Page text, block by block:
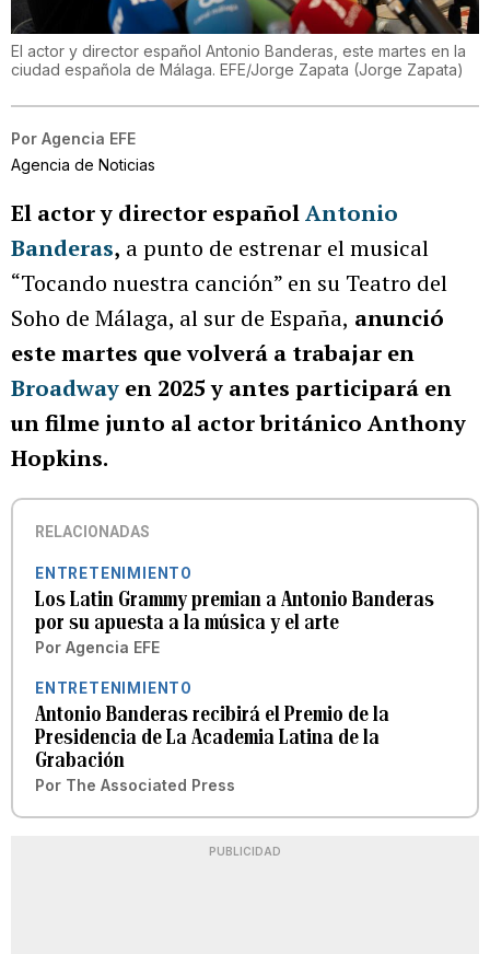
El actor y director español Antonio Banderas, este martes en la
ciudad española de Málaga. EFE/Jorge Zapata (Jorge Zapata)
Por Agencia EFE
Agencia de Noticias
El actor y director españolAntonio
Banderas, a punto de estrenar el musical
“Tocando nuestra canción” en su Teatro del
Soho de Málaga, al sur de España, anunció
este martes que volverá a trabajar en
Broadway en 2025 y antes participará en
un filme junto al actor británico Anthony
Hopkins.
RELACIONADAS
ENTRETENIMIENTO
Los Latin Grammy premian a Antonio Banderas
por su apuesta a la música y el arte
Por Agencia EFE
ENTRETENIMIENTO
Antonio Banderas recibirá el Premio de la
Presidencia de La Academia Latina de la
Grabación
Por The Associated Press
PUBLICIDAD